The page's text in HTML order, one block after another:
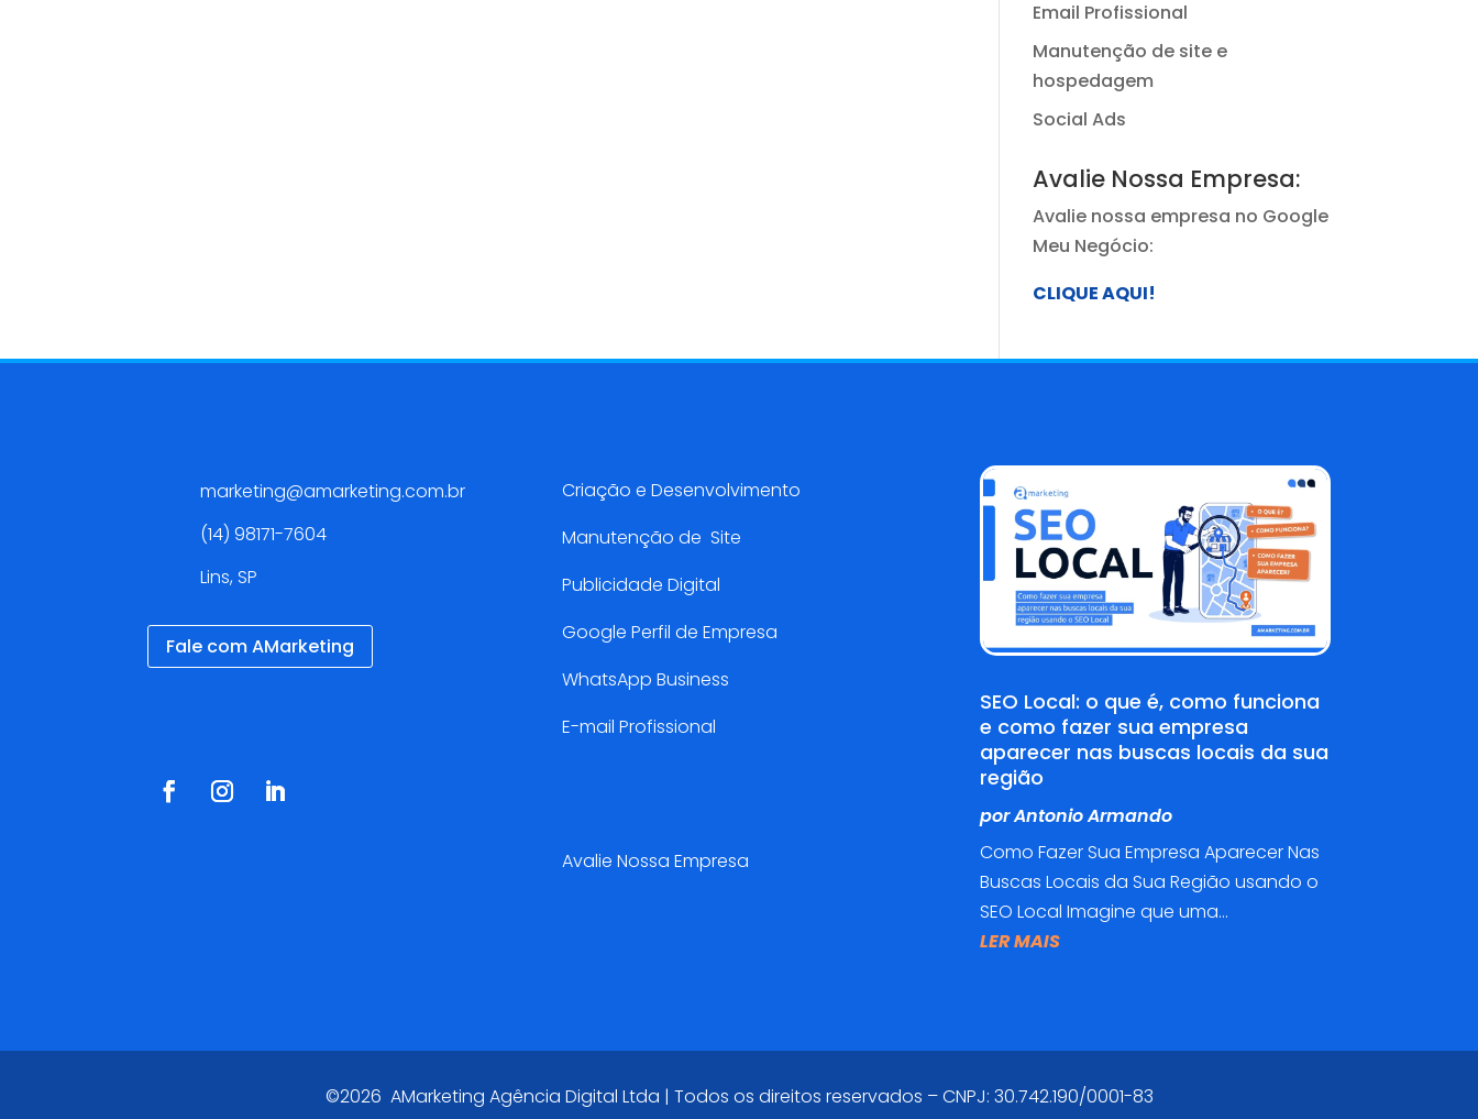
Email Profissional
Manutenção de site e
hospedagem
Social Ads
Avalie Nossa Empresa:
Avalie nossa empresa no Google
Meu Negócio:
CLIQUE AQUI!
marketing@amarketing.com.br
(14) 98171-7604
Lins, SP
Fale com AMarketing
Criação e Desenvolvimento
Manutenção de Site
Publicidade Digital
Google Perfil de Empresa
WhatsApp Business
E-mail Profissional
Avalie Nossa Empresa
SEO Local: o que é, como funciona
e como fazer sua empresa
aparecer nas buscas locais da sua
região
porAntonio Armando
Como Fazer Sua Empresa Aparecer Nas
Buscas Locais da Sua Região usando o
SEO Local Imagine que uma...
LER MAIS
©2026 AMarketing Agência Digital Ltda | Todos os direitos reservados – CNPJ: 30.742.190/0001-83